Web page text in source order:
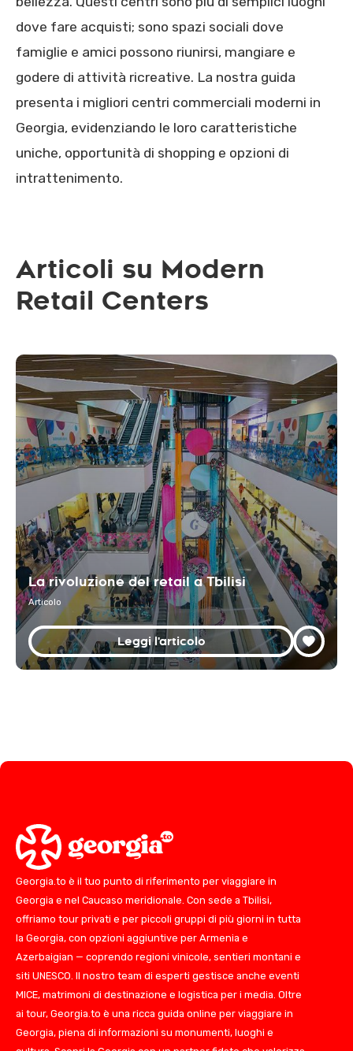
dove fare acquisti; sono spazi sociali dove
famiglie e amici possono riunirsi, mangiare e
godere di attività ricreative. La nostra guida
presenta i migliori centri commerciali moderni in
Georgia, evidenziando le loro caratteristiche
uniche, opportunità di shopping e opzioni di
intrattenimento.
Articoli su Modern
Retail Centers
La rivoluzione del retail a Tbilisi
Articolo
Leggi l'articolo
Georgia.to è il tuo punto di riferimento per viaggiare in
Georgia e nel Caucaso meridionale. Con sede a Tbilisi,
offriamo tour privati e per piccoli gruppi di più giorni in tutta
la Georgia, con opzioni aggiuntive per Armenia e
Azerbaigian — coprendo regioni vinicole, sentieri montani e
siti UNESCO. Il nostro team di esperti gestisce anche eventi
MICE, matrimoni di destinazione e logistica per i media. Oltre
ai tour, Georgia.to è una ricca guida online per viaggiare in
Georgia, piena di informazioni su monumenti, luoghi e